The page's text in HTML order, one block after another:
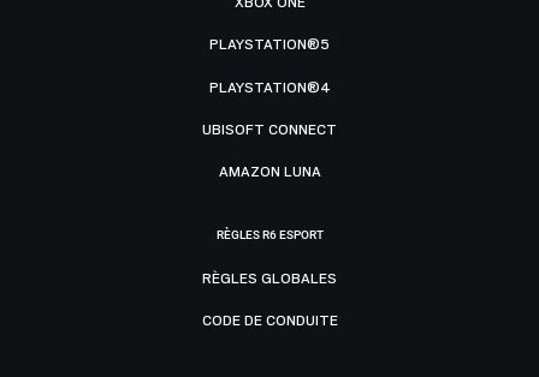
PLAYSTATION®5
PLAYSTATION®4
UBISOFT CONNECT
AMAZON LUNA
RÈGLES R6 ESPORT
RÈGLES GLOBALES
CODE DE CONDUITE